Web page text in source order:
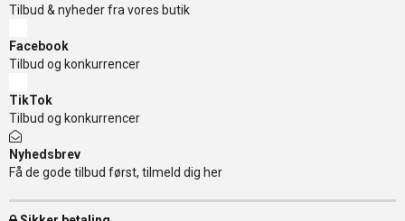
Tilbud & nyheder fra vores butik
Facebook
Tilbud og konkurrencer
TikTok
Tilbud og konkurrencer
Nyhedsbrev
Få de gode tilbud først, tilmeld dig her